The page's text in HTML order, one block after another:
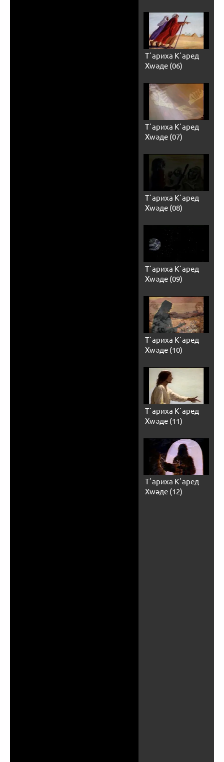
Тʼариха Кʼаред
Хwәде (06)
Тʼариха Кʼаред
Хwәде (07)
Тʼариха Кʼаред
Хwәде (08)
Тʼариха Кʼаред
Хwәде (09)
Тʼариха Кʼаред
Хwәде (10)
Тʼариха Кʼаред
Хwәде (11)
Тʼариха Кʼаред
Хwәде (12)